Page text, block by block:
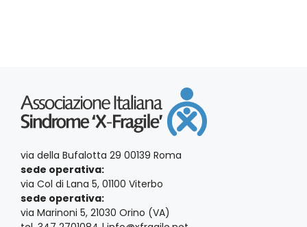
via della Bufalotta 29 00139 Roma
sede operativa:
via Col di Lana 5, 01100 Viterbo
sede operativa:
via Marinoni 5, 21030 Orino (VA)